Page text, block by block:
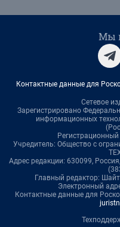
Мы
Контактные данные для
Сетевое
Зарегистрировано
информационных
Учредитель: Общество с
Адрес редакции: 630099,
Главный редактор:
Электронный
Контактные данные для